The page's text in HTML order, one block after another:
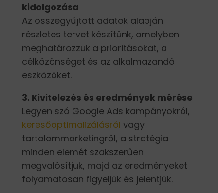
kidolgozása
Az összegyűjtött adatok alapján
részletes tervet készítünk, amelyben
meghatározzuk a prioritásokat, a
célközönséget és az alkalmazandó
eszközöket.
3. Kivitelezés és eredmények mérése
Legyen szó Google Ads kampányokról,
keresőoptimalizálásról vagy
tartalommarketingről, a stratégia
minden elemét szakszerűen
megvalósítjuk, majd az eredményeket
folyamatosan figyeljük és jelentjük.